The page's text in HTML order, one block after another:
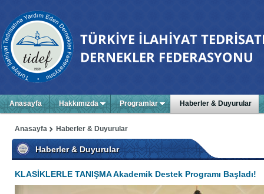
Anasayfa Hakkımızda Programlar Haberler & Duyurular
Haberler & Duyurular
Anasayfa
Haberler & Duyurular
KLASİKLERLE TANIŞMA Akademik Destek Programı Başladı!